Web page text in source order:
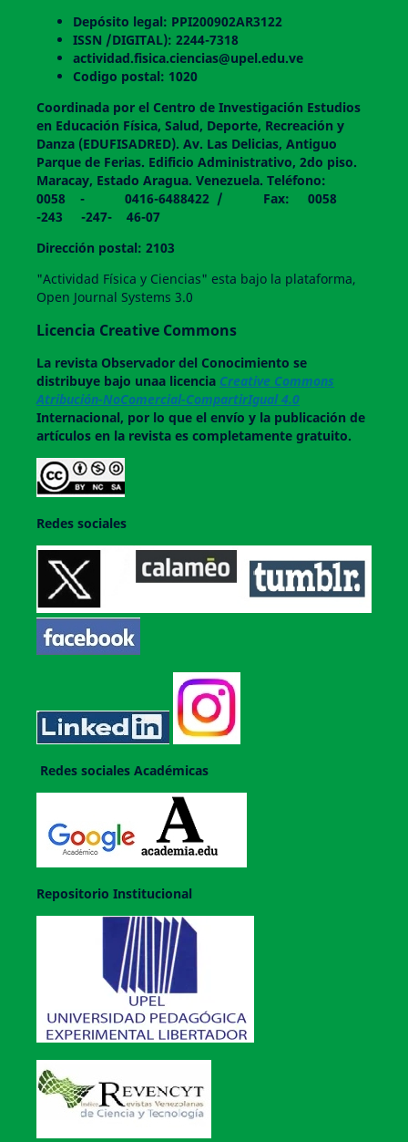
Depósito legal: PPI200902AR3122
ISSN /DIGITAL): 2244-7318
actividad.fisica.ciencias@upel.edu.ve
Codigo postal: 1020
Coordinada por el Centro de Investigación Estudios
en Educación Física, Salud, Deporte, Recreación y
Danza (EDUFISADRED). Av. Las Delicias, Antiguo
Parque de Ferias. Edificio Administrativo, 2do piso.
Maracay, Estado Aragua. Venezuela. Teléfono:
0058 - 0416-6488422 / Fax: 0058
-243 -247- 46-07
Dirección postal: 2103
"Actividad Física y Ciencias" esta bajo la plataforma,
Open Journal Systems 3.0
Licencia Creative Commons
La revistaObservador del Conocimiento se
distribuye bajo unaa licencia Creative Commons
Atribución-NoComercial-CompartirIgual 4.0
Internacional, por lo que el envío y la publicación de
artículos en la revista es completamente gratuito.
Redes sociales
Redes sociales Académicas
Repositorio Institucional